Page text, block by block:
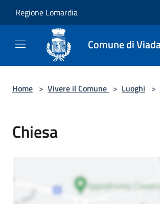
Regione Lomardia
Comune di
Home > Vivere il Comune > Luoghi >
Chiesa